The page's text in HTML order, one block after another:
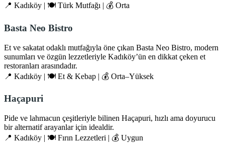
📍 Kadıköy | 🍽️ Türk Mutfağı | 💰 Orta
Basta Neo Bistro
Et ve sakatat odaklı mutfağıyla öne çıkan Basta Neo Bistro, modern
sunumları ve özgün lezzetleriyle Kadıköy’ün en dikkat çeken et
restoranları arasındadır.
📍 Kadıköy | 🍽️ Et & Kebap | 💰 Orta–Yüksek
Haçapuri
Pide ve lahmacun çeşitleriyle bilinen Haçapuri, hızlı ama doyurucu
bir alternatif arayanlar için idealdir.
📍 Kadıköy | 🍽️ Fırın Lezzetleri | 💰 Uygun